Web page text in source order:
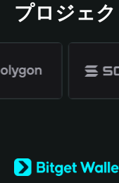
プロジェ